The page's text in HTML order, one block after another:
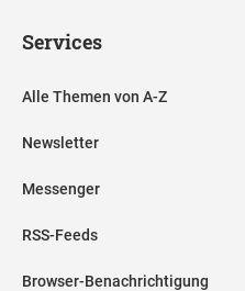
Services
Alle Themen von A-Z
Newsletter
Messenger
RSS-Feeds
Browser-Benachrichtigung